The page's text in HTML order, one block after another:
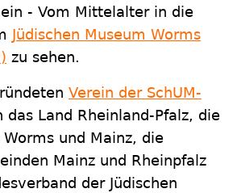
- Vom Mittelalter in die
Jüdischen Museum Worms
zu sehen.
Verein der SchUM-
das Land Rheinland-Pfalz, die
und Mainz, die
Mainz und Rheinpfalz
der Jüdischen